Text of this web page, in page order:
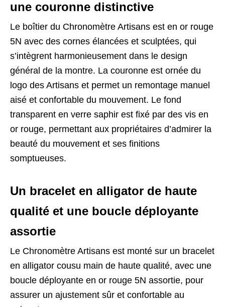
une couronne distinctive
Le boîtier du Chronomètre Artisans est en or rouge
5N avec des cornes élancées et sculptées, qui
s’intègrent harmonieusement dans le design
général de la montre. La couronne est ornée du
logo des Artisans et permet un remontage manuel
aisé et confortable du mouvement. Le fond
transparent en verre saphir est fixé par des vis en
or rouge, permettant aux propriétaires d’admirer la
beauté du mouvement et ses finitions
somptueuses.
Un bracelet en alligator de haute
qualité et une boucle déployante
assortie
Le Chronomètre Artisans est monté sur un bracelet
en alligator cousu main de haute qualité, avec une
boucle déployante en or rouge 5N assortie, pour
assurer un ajustement sûr et confortable au